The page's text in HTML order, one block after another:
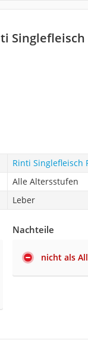
Singlefleisch
Rinti Singlefleisch
Alle Altersstufen
Leber
Nachteile
nicht als